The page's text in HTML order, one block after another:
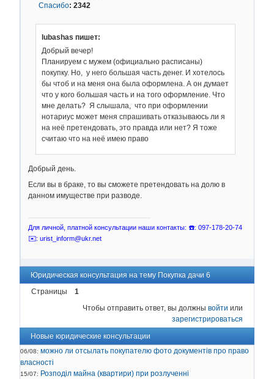
Спасибо: 2342
lubashas пишет:
Добрый вечер!
Планируем с мужем (официально расписаны)
покупку. Но, у него большая часть денег. И хотелось
бы чтоб и на меня она была оформлена. А он думает
что у кого большая часть и на того оформление. Что
мне делать? Я слышала, что при оформлении
нотариус может меня спрашивать отказываюсь ли я
на неё претендовать, это правда или нет? Я тоже
считаю что на неё имею право
Добрый день.
Если вы в браке, то вы сможете претендовать на долю в
данном имуществе при разводе.
Для личной, платной консультации наши контакты: ☎️: 097-178-20-74
✉️: urist_inform@ukr.net
Юридическая консультация на тему Покупка дачи 6
Страницы
1
Чтобы отправить ответ, вы должны войти или
зарегистрироваться
Новые юридические консультации
06/08: можно ли отсылать покупателю фото документів про право
власності
15/07: Розподіл майна (квартири) при розлученні